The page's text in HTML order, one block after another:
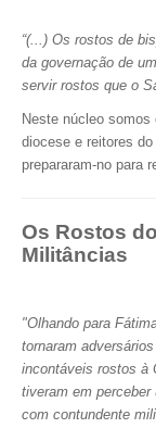
“(...) Os rostos de
da governação de
servir rostos que o
Neste núcleo
diocese e reitores
prepararam-no para
Os Rostos
Militâncias
"Olhando para
tornaram
incontáveis rostos à
tiveram em perceber
com contundente